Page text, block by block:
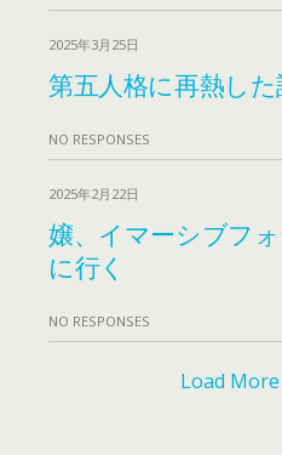
2025年3月25日
第五人格に再熱し
NO RESPONSES
2025年2月22日
嬢、イマーシブフ
に行く
NO RESPONSES
Load